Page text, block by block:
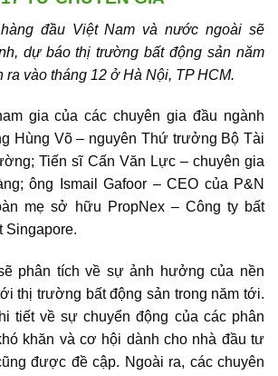
đầu Việt Nam và nước ngoài sẽ
dự báo thị trường bất động sản năm
ra vào tháng 12 ở Hà Nội, TP HCM.
gia của các chuyên gia đầu ngành
Hùng Võ – nguyên Thứ trưởng Bộ Tài
Tiến sĩ Cấn Văn Lực – chuyên gia
ông Ismail Gafoor – CEO của P&N
mẹ sở hữu PropNex – Công ty bất
Singapore.
phân tích về sự ảnh hưởng của nền
thị trường bất động sản trong năm tới.
tiết về sự chuyển động của các phân
khăn và cơ hội dành cho nhà đầu tư
được đề cập. Ngoài ra, các chuyên